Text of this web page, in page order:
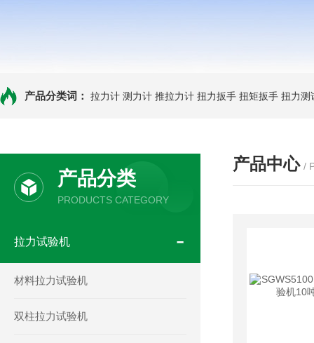
产品分类词： 拉力计 测力计 推拉力计 扭力扳手 扭矩扳手 扭力测
产品分类
PRODUCTS CATEGORY
拉力试验机
材料拉力试验机
双柱拉力试验机
产品中心 /